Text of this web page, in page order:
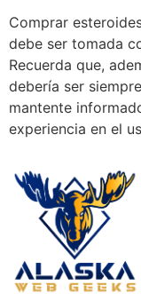
Comprar
debe ser tomada
Recuerda que,
debería ser
mantente
experiencia en el